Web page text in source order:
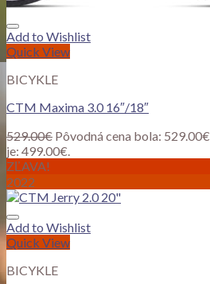
Add to Wishlist
Quick View
BICYKLE
CTM Maxima 3.0 16″/18″
529.00€ Pôvodná cena bola: 529.00€.
je: 499.00€.
ZĽAVA!
2022
Add to Wishlist
Quick View
BICYKLE